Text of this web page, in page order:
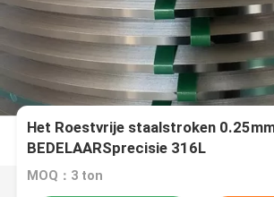
Het Roestvrije staalstroken
BEDELAARSprecisie 316L
MOQ：3 ton